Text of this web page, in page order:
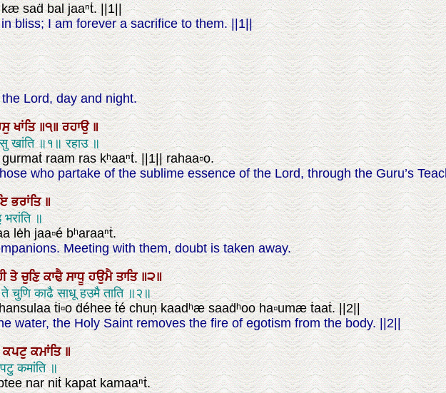
saḋ bal jaaⁿṫ. ||1||
bliss; I am forever a sacrifice to them. ||1||
Lord, day and night.
ਖਾਂਤਿ॥੧॥ਰਹਾਉ॥
खांति ॥१॥ रहाउ ॥
raam ras kʰaaⁿṫ. ||1|| rahaa▫o.
who partake of the sublime essence of the Lord, through the Guru’s
ਭਰਾਂਤਿ॥
॥
lėh jaa▫é bʰaraaⁿṫ.
Meeting with them, doubt is taken away.
ਤੇਚੁਣਿਕਾਢੈਸਾਧੂਹਉਮੈਤਾਤਿ॥੨॥
चुणि काढै साधू हउमै ताति ॥२॥
ṫi▫o ḋéhee ṫé chuṇ kaadʰæ saaḋʰoo ha▫umæ ṫaaṫ. ||2||
water, the Holy Saint removes the fire of egotism from the body. ||2||
ਕਪਟੁਕਮਾਂਤਿ॥
कमांति ॥
nar niṫ kapat kamaaⁿṫ.